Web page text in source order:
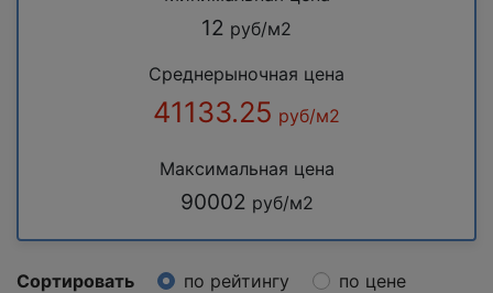
12 руб/м2
Среднерыночная цена
41133.25 руб/м2
Максимальная цена
90002 руб/м2
Сортировать по рейтингу
по цене